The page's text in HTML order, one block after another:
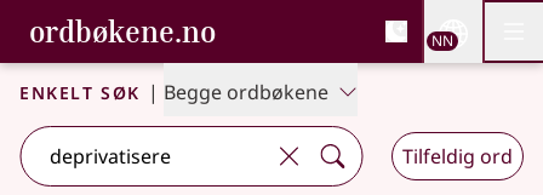
Gå til hovudinnhald
Tilgjenge
ordbøkene.no, Bokmålsordboka og
Bokmålsordboka og Nynorskordboka
NN
Enkelt søk | Begge ordbøkene
Tilfeldig ord